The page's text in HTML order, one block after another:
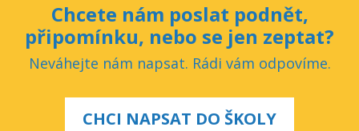
Chcete nám poslat podnět,
připomínku, nebo se jen zeptat?
Neváhejte nám napsat. Rádi vám odpovíme.
CHCI NAPSAT DO ŠKOLY